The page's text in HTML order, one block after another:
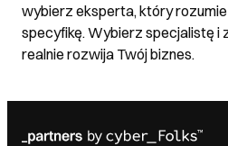
wybierz eksperta, który
specyfikę. Wybierz specjalistę i
realnie rozwija Twój biznes.